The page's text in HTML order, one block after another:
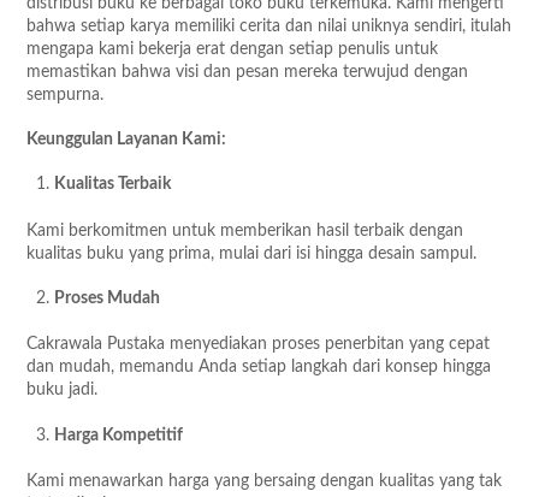
bahwa setiap karya memiliki cerita dan nilai uniknya sendiri, itulah
mengapa kami bekerja erat dengan setiap penulis untuk
memastikan bahwa visi dan pesan mereka terwujud dengan
sempurna.
Keunggulan Layanan Kami:
Kualitas Terbaik
Kami berkomitmen untuk memberikan hasil terbaik dengan
kualitas buku yang prima, mulai dari isi hingga desain sampul.
Proses Mudah
Cakrawala Pustaka menyediakan proses penerbitan yang cepat
dan mudah, memandu Anda setiap langkah dari konsep hingga
buku jadi.
Harga Kompetitif
Kami menawarkan harga yang bersaing dengan kualitas yang tak